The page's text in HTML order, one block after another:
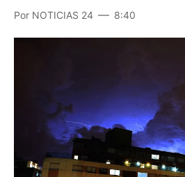
Por NOTICIAS 24 8:40